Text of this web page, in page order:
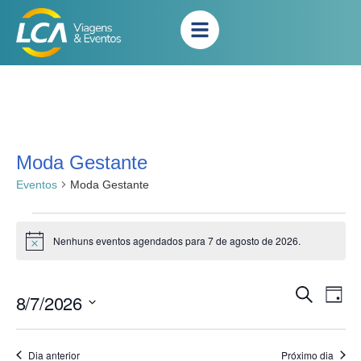
Moda Gestante
Eventos Moda Gestante
Notice Nenhuns eventos agendados para 7 de agosto de 2026.
e
Procurar
eventos
Dia
8/7/2026
data.Dia anterior Próximo dia